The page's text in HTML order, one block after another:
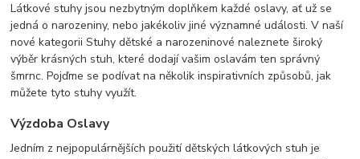
Látkové stuhy jsou nezbytným doplňkem každé oslavy, ať už se
jedná o narozeniny, nebo jakékoliv jiné významné události. V naší
nové kategorii Stuhy dětské a narozeninové naleznete široký
výběr krásných stuh, které dodají vašim oslavám ten správný
šmrnc. Pojďme se podívat na několik inspirativních způsobů, jak
můžete tyto stuhy využít.
Výzdoba Oslavy
Jedním z nejpopulárnějších použití dětských látkových stuh je